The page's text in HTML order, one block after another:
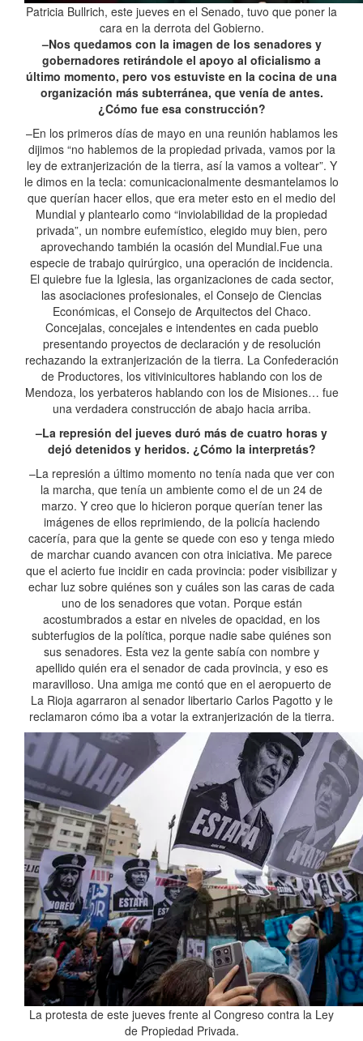
Patricia Bullrich, este jueves en el Senado, tuvo que poner la
cara en la derrota del Gobierno.
–Nos quedamos con la imagen de los senadores y
gobernadores retirándole el apoyo al oficialismo a
último momento, pero vos estuviste en la cocina de una
organización más subterránea, que venía de antes.
¿Cómo fue esa construcción?
–En los primeros días de mayo en una reunión hablamos les
dijimos “no hablemos de la propiedad privada, vamos por la
ley de extranjerización de la tierra, así la vamos a voltear”. Y
le dimos en la tecla: comunicacionalmente desmantelamos lo
que querían hacer ellos, que era meter esto en el medio del
Mundial y plantearlo como “inviolabilidad de la propiedad
privada”, un nombre eufemístico, elegido muy bien, pero
aprovechando también la ocasión del Mundial.Fue una
especie de trabajo quirúrgico, una operación de incidencia.
El quiebre fue la Iglesia, las organizaciones de cada sector,
las asociaciones profesionales, el Consejo de Ciencias
Económicas, el Consejo de Arquitectos del Chaco.
Concejalas, concejales e intendentes en cada pueblo
presentando proyectos de declaración y de resolución
rechazando la extranjerización de la tierra. La Confederación
de Productores, los vitivinicultores hablando con los de
Mendoza, los yerbateros hablando con los de Misiones… fue
una verdadera construcción de abajo hacia arriba.
–La represión del jueves duró más de cuatro horas y
dejó detenidos y heridos. ¿Cómo la interpretás?
–La represión a último momento no tenía nada que ver con
la marcha, que tenía un ambiente como el de un 24 de
marzo. Y creo que lo hicieron porque querían tener las
imágenes de ellos reprimiendo, de la policía haciendo
cacería, para que la gente se quede con eso y tenga miedo
de marchar cuando avancen con otra iniciativa. Me parece
que el acierto fue incidir en cada provincia: poder visibilizar y
echar luz sobre quiénes son y cuáles son las caras de cada
uno de los senadores que votan. Porque están
acostumbrados a estar en niveles de opacidad, en los
subterfugios de la política, porque nadie sabe quiénes son
sus senadores. Esta vez la gente sabía con nombre y
apellido quién era el senador de cada provincia, y eso es
maravilloso. Una amiga me contó que en el aeropuerto de
La Rioja agarraron al senador libertario Carlos Pagotto y le
reclamaron cómo iba a votar la extranjerización de la tierra.
La protesta de este jueves frente al Congreso contra la Ley
de Propiedad Privada.